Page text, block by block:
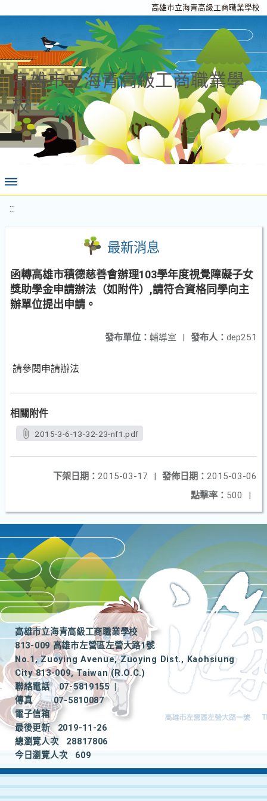
高雄市立海青高級工商職業學校
高雄市立海青高級工商職業學
校
:::
最新消息
函轉高雄市積德慈善會辦理103學年度視覺障礙子女
獎助學金申請辦法（如附件）,請符合資格同學向主
辦單位提出申請。
發布人： dep251
發布單位： 輔導室 |
請參閱申請辦法
相關附件
2015-3-6-13-32-23-nf1.pdf
發佈日期： 2015-03-06
下架日期： 2015-03-17
|
點擊率： 500 |
高雄市立海青高級工商職業學校
813-009 高雄市左營區左營大路1號
No.1, Zuoying Avenue, Zuoying Dist., Kaohsiung
City 813-009, Taiwan (R.O.C.)
聯絡電話
07-5819155
|
傳真
07-5810087
電子信箱
最後更新
2019-11-26
總瀏覽人次
28817806
今日瀏覽人次
609